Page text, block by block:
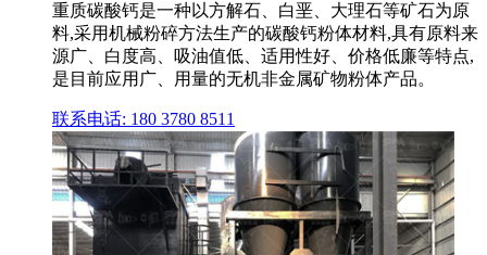
重质碳酸钙是一种以方解石、白垩、大理石等矿石为原
料,采用机械粉碎方法生产的碳酸钙粉体材料,具有原料来
源广、白度高、吸油值低、适用性好、价格低廉等特点,
是目前应用广、用量的无机非金属矿物粉体产品。
联系电话: 180 3780 8511